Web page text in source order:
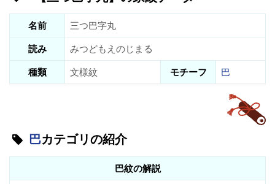
名前
三つ巴字丸
読み
みつどもえのじまる
種類
文様紋 モチーフ 巴
巴カテゴリの紹介
巴紋の解説